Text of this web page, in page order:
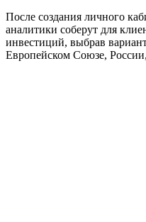
После создания личного
аналитики соберут для
инвестиций, выбрав
Европейском Союзе,